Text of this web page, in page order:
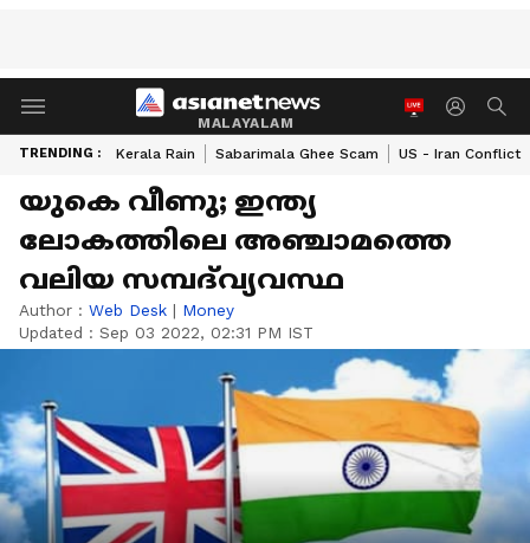
MALAYALAM
TRENDING : Kerala Rain Sabarimala Ghee Scam US - Iran Conflict
യുകെ വീണു; ഇന്ത്യ
ലോകത്തിലെ അഞ്ചാമത്തെ
വലിയ സമ്പദ്‌വ്യവസ്ഥ
Author : Web Desk | Money
Updated : Sep 03 2022, 02:31 PM IST